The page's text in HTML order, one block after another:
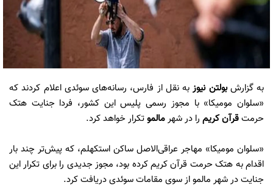
به گزارشبولتن نیوزبه نقل از فارس، رسانه‌های سوئدی اعلام کردند که
«سلوان مومیکا» با مجوز رسمی پلیس این کشور، فردا جنایت هتک
حرمتقرآن کریم را در شهرمالموتکرار خواهد کرد.
«سلوان مومیکا» مهاجر عراقی‌الاصل ساکن استکهلم، که پیش‌تر چند بار
اقدام به هتک حرمت قرآن کریم کرده بود، مجوز جدیدی را برای تکرار این
جنایت در شهر مالمو از سوی مقامات سوئدی دریافت کرد.